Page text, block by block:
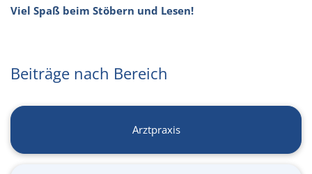
Viel Spaß beim Stöbern und Lesen!
Beiträge nach Bereich
Arztpraxis